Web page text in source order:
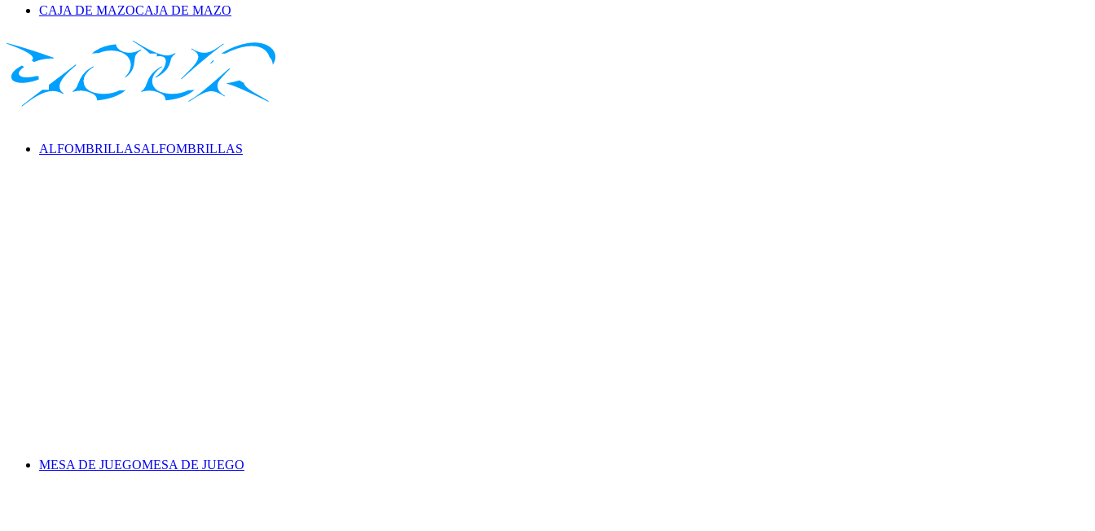
CAJA DE MAZOCAJA DE MAZO
ALFOMBRILLASALFOMBRILLAS
MESA DE JUEGOMESA DE JUEGO